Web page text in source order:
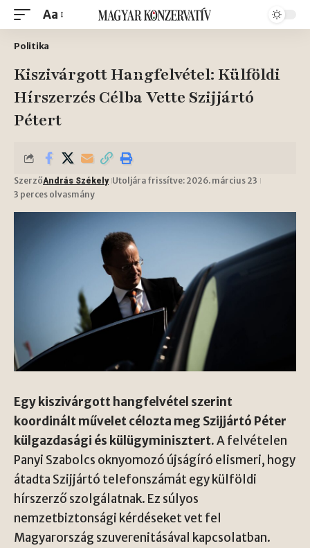
Aa
Politika
Kiszivárgott Hangfelvétel: Külföldi
Hírszerzés Célba Vette Szijjártó
Pétert
SzerzőAndrás Székely Utoljára frissítve: 2026. március 23
3 perces olvasmány
Egy kiszivárgott hangfelvétel szerint
koordinált művelet célozta meg Szijjártó Péter
külgazdasági és külügyminisztert.A felvételen
Panyi Szabolcs oknyomozó újságíró elismeri, hogy
átadta Szijjártó telefonszámát egy külföldi
hírszerző szolgálatnak. Ez súlyos
nemzetbiztonsági kérdéseket vet fel
Magyarország szuverenitásával kapcsolatban.